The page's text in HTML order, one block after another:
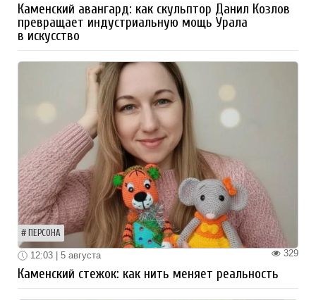
Каменский авангард: как скульптор Данил Козлов
превращает индустриальную мощь Урала
в искусство
ПЕРСОНА
329
12:03 | 5 августа
Каменский стежок: как нить меняет реальность